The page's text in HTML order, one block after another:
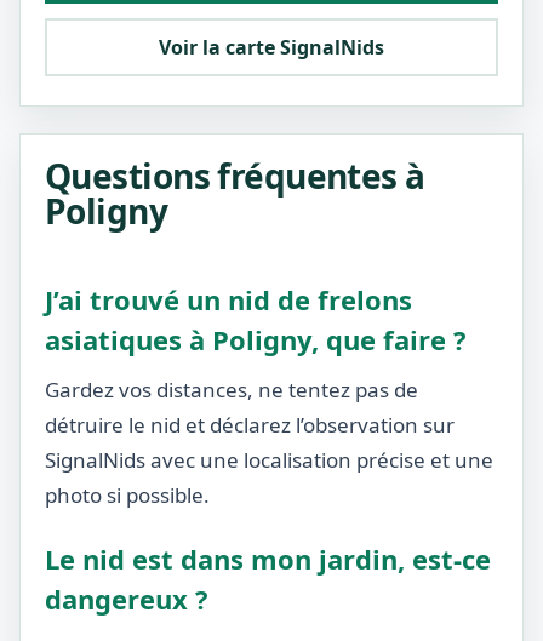
Voir la carte SignalNids
Questions fréquentes à
Poligny
J’ai trouvé un nid de frelons
asiatiques à Poligny, que faire ?
Gardez vos distances, ne tentez pas de
détruire le nid et déclarez l’observation sur
SignalNids avec une localisation précise et une
photo si possible.
Le nid est dans mon jardin, est-ce
dangereux ?